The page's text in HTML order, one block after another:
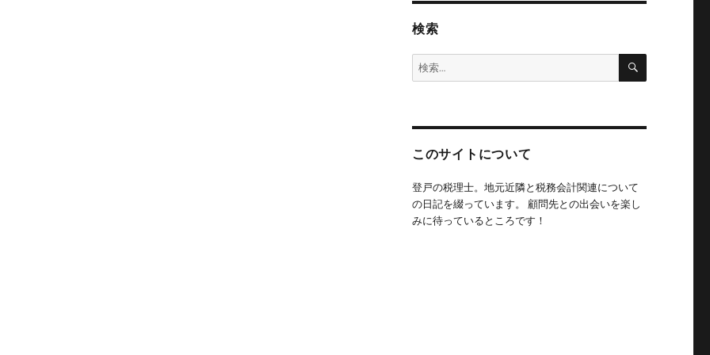
検索
検
索:
検
このサイトについて
登戸の税理士。地元近隣と税務会計関連について
の日記を綴っています。 顧問先との出会いを楽し
みに待っているところです！